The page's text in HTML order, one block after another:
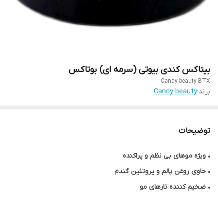
بیتاکس کندی بیوتی (سرمه ای) بوتاکس
Candy beauty BTX
برند:Candy beauty
توضیحات
• ویژه موهای بی نظم و پراکنده
• حاوی روغن پالم و پروتئین گندم
• ضخیم کننده تارهای مو